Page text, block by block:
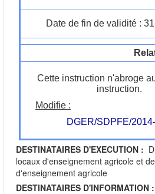
Date de fin de validité :
Cette instruction n'abroge
instruction.
Modifie :
DGER/SDPFE/
DESTINATAIRES D'EXECUTION :
locaux d'enseignement agricole et
d'enseignement agricole
DESTINATAIRES D'INFORMATION :